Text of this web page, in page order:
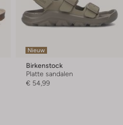
Nieuw
Birkenstock
Platte sandalen
€ 54,99